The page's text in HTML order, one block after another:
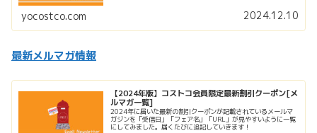
yocostco.com 2024.12.10
最新メルマガ情報
【2024年版】コストコ会員限定最新割引クーポン[メ
ルマガ一覧]
2024年に届いた最新の割引クーポンが記載されているメールマ
ガジンを「受信日」「フェア名」「URL」が見やすいように一覧
にしてみました。届くたびに追記していきます！